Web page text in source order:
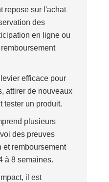
repose sur l'achat
des
en ligne ou
efficace pour
attirer de nouveaux
tester un produit.
plusieurs
des preuves
et remboursement
à 8 semaines.
il est